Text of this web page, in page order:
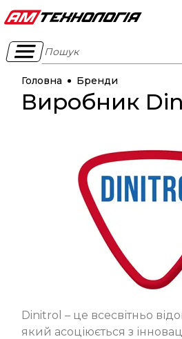
Пошук
Головна Бренди
Виробник
Dinitrol – це всесвітньо
який асоціюється з